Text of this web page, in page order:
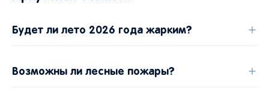
Будет ли лето 2026 года жарким?
Возможны ли лесные пожары?